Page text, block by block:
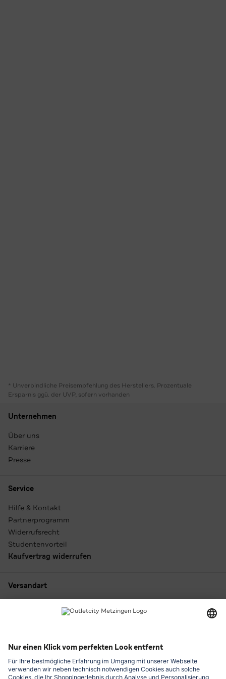
* Unverbindliche Preisempfehlung des Herstellers. Prozentuale
Ersparnis ggü. der UVP, sofern vorhanden
Unternehmen
Über uns
Karriere
Presse
Service
Hilfe & Kontakt
Partnerprogramm
Widerrufsrecht
Studentenvorteil
Kaufvertrag widerrufen
Versandart